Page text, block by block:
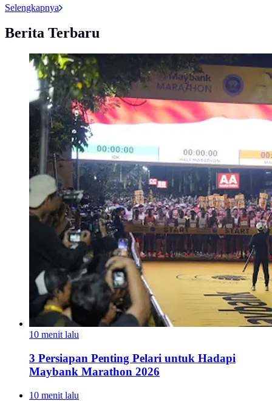
Selengkapnya
Berita Terbaru
10 menit lalu
3 Persiapan Penting Pelari untuk Hadapi
Maybank Marathon 2026
10 menit lalu